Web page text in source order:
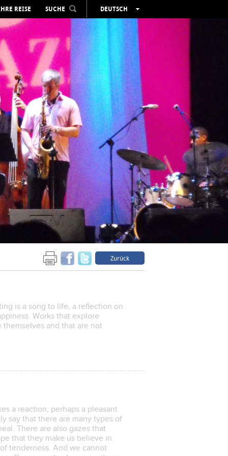
REISE SUCHE
DEUTSCH
ESPAÑOL
VALENCIÀ
ENGLISH
FRANÇAIS
РУССКИЙ
Zurück
is a song to life, a reflection on
Works that explore
and that are not
a reaction, perhaps a pleasant
say that there are many types of
There are also gazes that
that they make us believe in
tenderness. And we cannot